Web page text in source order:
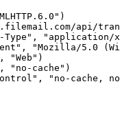
api/
"application/
"Mozilla/5.0
"Web")
"no-cache")
"no-cache,